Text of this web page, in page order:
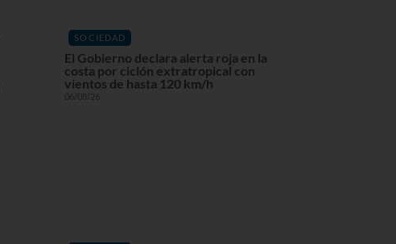
SOCIEDAD
El Gobierno declara alerta roja en la
costa por ciclón extratropical con
vientos de hasta 120 km/h
06/08/26